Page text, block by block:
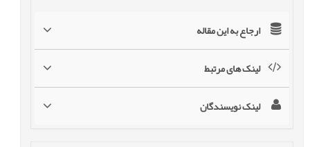
ارجاع به این مقاله
لینک های مرتبط
لینک نویسندگان